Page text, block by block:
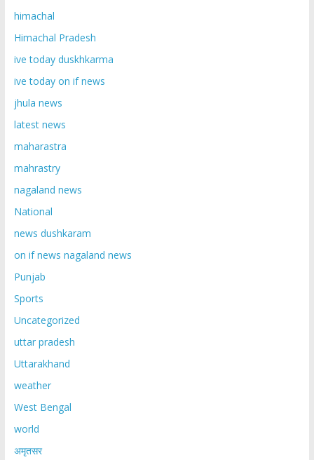
himachal
Himachal Pradesh
ive today duskhkarma
ive today on if news
jhula news
latest news
maharastra
mahrastry
nagaland news
National
news dushkaram
on if news nagaland news
Punjab
Sports
Uncategorized
uttar pradesh
Uttarakhand
weather
West Bengal
world
अमृतसर